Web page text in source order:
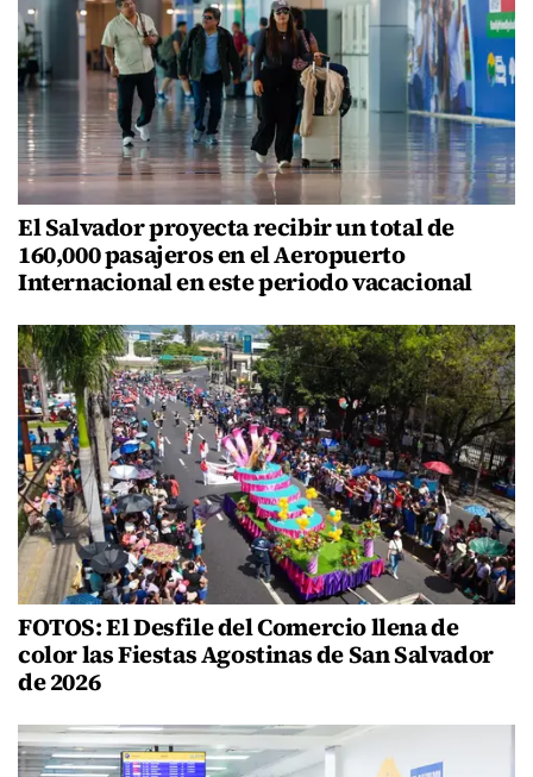
El Salvador proyecta recibir un total de
160,000 pasajeros en el Aeropuerto
Internacional en este periodo vacacional
FOTOS: El Desfile del Comercio llena de
color las Fiestas Agostinas de San Salvador
de 2026